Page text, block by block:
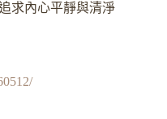
求內心平靜與清淨